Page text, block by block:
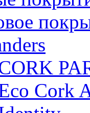
Cork